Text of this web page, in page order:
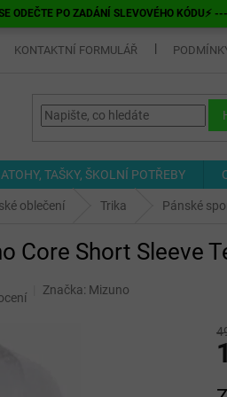
ODEČTE PO ZADÁNÍ SLEVOVÉHO
KONTAKTNÍ FORMULÁŘ
TAŠKY, ŠKOLNÍ POTŘEBY
oblečení Trika Pánské
Core Short Sleeve
Značka: Mizuno